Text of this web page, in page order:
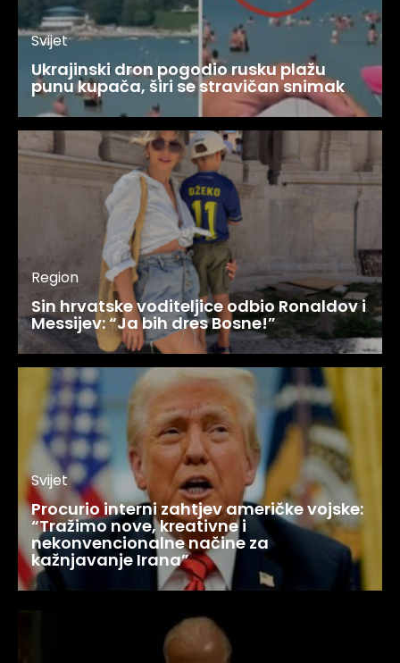
Svijet
Ukrajinski dron pogodio rusku plažu
punu kupača, širi se stravičan snimak
Region
Sin hrvatske voditeljice odbio Ronaldov i
Messijev: “Ja bih dres Bosne!”
Svijet
Procurio interni zahtjev američke vojske:
“Tražimo nove, kreativne i
nekonvencionalne načine za
kažnjavanje Irana”